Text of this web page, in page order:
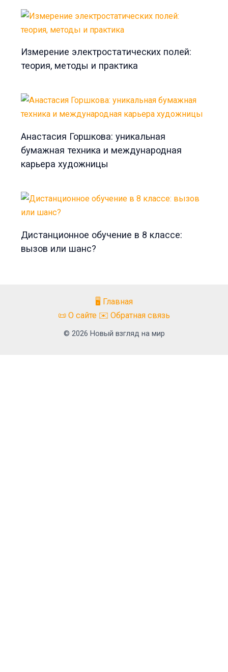
Измерение электростатических полей:
теория, методы и практика
Анастасия Горшкова: уникальная
бумажная техника и международная
карьера художницы
Дистанционное обучение в 8 классе:
вызов или шанс?
🖥️ Главная
📜 О сайте ✉️ Обратная связь
© 2026 Новый взгляд на мир